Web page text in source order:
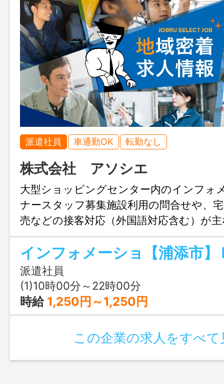
派遣社員 車通勤OK 転勤なし
株式会社 アソシエ
大型ショッピングセンター内のインフォ
ナースタッフ募集施設利用の問合せや、
売などの接客対応（外国語対応含む）が
す！ 海外のお客様も多い施設なので、
い方（中国語対応できる方大歓迎！）方
☆ 変更範囲：無し
派遣社員
(1)10時00分～22時00分
時給 1,250円～1,250円
この企業の求人をすべて